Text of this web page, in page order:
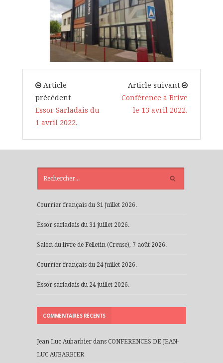
Article
précédent
Essor Sarladais du
1 avril 2022.
Article suivant
Conférence à Brive
le 13 avril 2022.
Courrier français du 31 juillet 2026.
Essor sarladais du 31 juillet 2026.
Salon du livre de Felletin (Creuse), 7 août 2026.
Courrier français du 24 juillet 2026.
Essor sarladais du 24 juillet 2026.
COMMENTAIRES RÉCENTS
Jean Luc Aubarbier dans CONFERENCES DE JEAN-
LUC AUBARBIER